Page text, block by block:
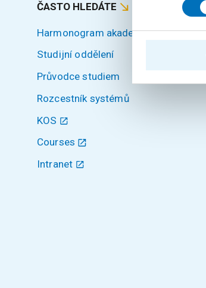
ČASTO HLEDÁTE
Harmonogram akademického roku
Studijní oddělení
Průvodce studiem
Rozcestník systémů
KOS
Courses
Intranet